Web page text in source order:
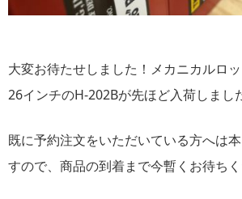
大変お待たせしました！メカニカルロ
26インチのH-202Bが先ほど入荷しまし
既に予約注文をいただいている方へは
すので、商品の到着まで今暫くお待ちく